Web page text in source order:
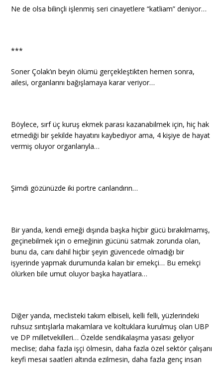
Ne de olsa bilinçli işlenmiş seri cinayetlere “katliam” deniyor…
***
Soner Çolak’ın beyin ölümü gerçekleştikten hemen sonra,
ailesi, organlarını bağışlamaya karar veriyor…
Böylece, sırf üç kuruş ekmek parası kazanabilmek için, hiç hak
etmediği bir şekilde hayatını kaybediyor ama, 4 kişiye de hayat
vermiş oluyor organlarıyla…
Şimdi gözünüzde iki portre canlandırın…
Bir yanda, kendi emeği dışında başka hiçbir gücü bırakılmamış,
geçinebilmek için o emeğinin gücünü satmak zorunda olan,
bunu da, canı dahil hiçbir şeyin güvencede olmadığı bir
işyerinde yapmak durumunda kalan bir emekçi… Bu emekçi
ölürken bile umut oluyor başka hayatlara…
Diğer yanda, meclisteki takım elbiseli, kelli felli, yüzlerindeki
ruhsuz sırıtışlarla makamlara ve koltuklara kurulmuş olan UBP
ve DP milletvekilleri… Özelde sendikalaşma yasası geliyor
meclise; daha fazla işçi ölmesin, daha fazla özel sektör çalışanı
keyfi mesai saatleri altında ezilmesin, daha fazla genç insan